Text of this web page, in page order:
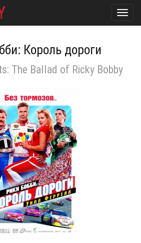
Король дороги
The Ballad of Ricky Bobby